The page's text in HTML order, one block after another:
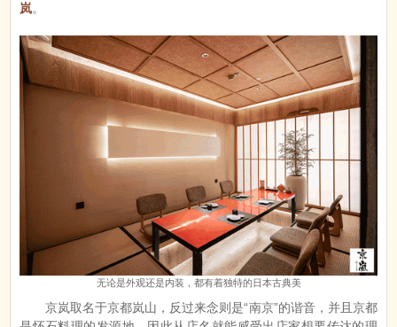
岚。
无论是外观还是内装，都有着独特的日本古典美
京岚取名于京都岚山，反过来念则是“南京”的谐音，并且京都